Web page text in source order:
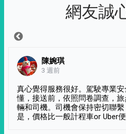
網友誠
陳婉琪
3 週前
真心覺得服務很好。駕駛專業
懂，接送前，依照問卷調查，
輛和司機。司機會保持密切聯
是，價格比一般計程車or Uber